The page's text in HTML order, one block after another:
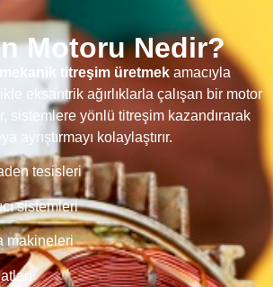
Motoru Nedir?
mekanik titreşim üretmek amacıyla
eksantrik ağırlıklarla çalışan bir motor
sistemlere yönlü titreşim kazandırarak
ayrıştırmayı kolaylaştırır.
tesisleri
sistemleri
makineleri